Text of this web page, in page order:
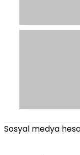
Sosyal medya